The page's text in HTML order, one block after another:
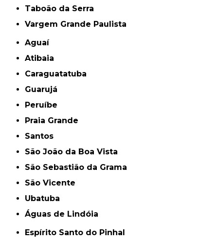
Taboão da Serra
Vargem Grande Paulista
Aguaí
Atibaia
Caraguatatuba
Guarujá
Peruíbe
Praia Grande
Santos
São João da Boa Vista
São Sebastião da Grama
São Vicente
Ubatuba
Águas de Lindóia
Espírito Santo do Pinhal